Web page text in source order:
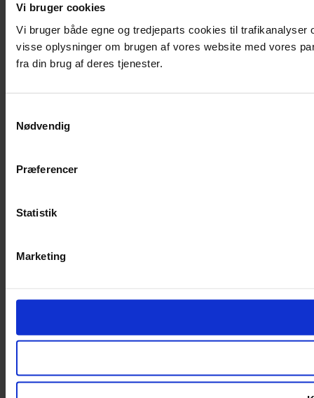
Vi bruger cookies
Vi bruger både egne og tredjeparts cookies til
visse oplysninger om brugen af vores website med vores
fra din brug af deres tjenester.
Nødvendig
Præferencer
Statistik
Marketing